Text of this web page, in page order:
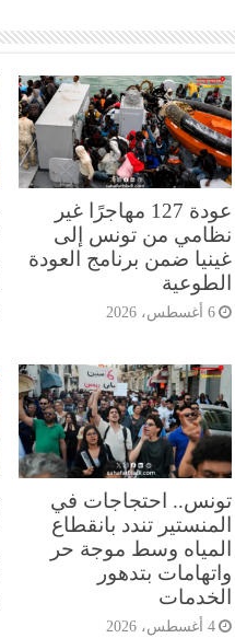
عودة 127 مهاجرًا غير
نظامي من تونس إلى
غينيا ضمن برنامج العودة
الطوعية
6 أغسطس، 2026
تونس.. احتجاجات في
المنستير تندد بانقطاع
المياه وسط موجة حر
واتهامات بتدهور
الخدمات
4 أغسطس، 2026